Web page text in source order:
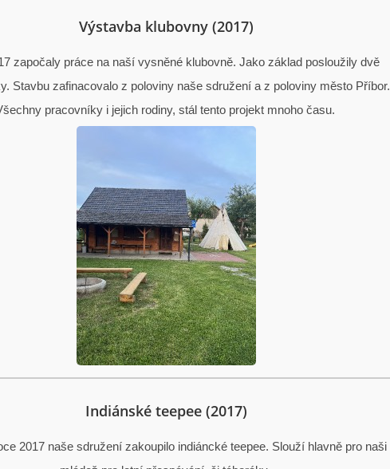
Výstavba klubovny (2017)
započaly práce na naší vysněné klubovně. Jako základ posloužily dvě
Stavbu zafinacovalo z poloviny naše sdružení a z poloviny město Příbor.
pracovníky i jejich rodiny, stál tento projekt mnoho času.
Indiánské teepee (2017)
2017 naše sdružení zakoupilo indiáncké teepee. Slouží hlavně pro naši